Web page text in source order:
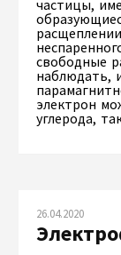
частицы,
свободные
наблюдать,
электрон
углерода,
26.04.2020